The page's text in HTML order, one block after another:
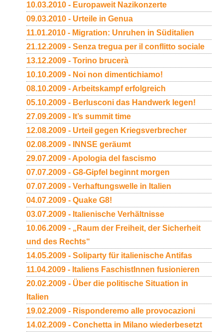
10.03.2010 - Europaweit Nazikonzerte
09.03.2010 - Urteile in Genua
11.01.2010 - Migration: Unruhen in Süditalien
21.12.2009 - Senza tregua per il conflitto sociale
13.12.2009 - Torino brucerà
10.10.2009 - Noi non dimentichiamo!
08.10.2009 - Arbeitskampf erfolgreich
05.10.2009 - Berlusconi das Handwerk legen!
27.09.2009 - It’s summit time
12.08.2009 - Urteil gegen Kriegsverbrecher
02.08.2009 - INNSE geräumt
29.07.2009 - Apologia del fascismo
07.07.2009 - G8-Gipfel beginnt morgen
07.07.2009 - Verhaftungswelle in Italien
04.07.2009 - Quake G8!
03.07.2009 - Italienische Verhältnisse
10.06.2009 - „Raum der Freiheit, der Sicherheit
und des Rechts“
14.05.2009 - Soliparty für italienische Antifas
11.04.2009 - Italiens FaschistInnen fusionieren
20.02.2009 - Über die politische Situation in
Italien
19.02.2009 - Risponderemo alle provocazioni
14.02.2009 - Conchetta in Milano wiederbesetzt